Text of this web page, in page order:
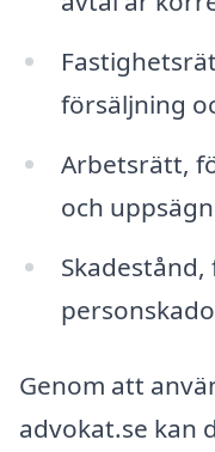
försäljning
Arbetsrätt,
och
Genom att
advokat.se kan